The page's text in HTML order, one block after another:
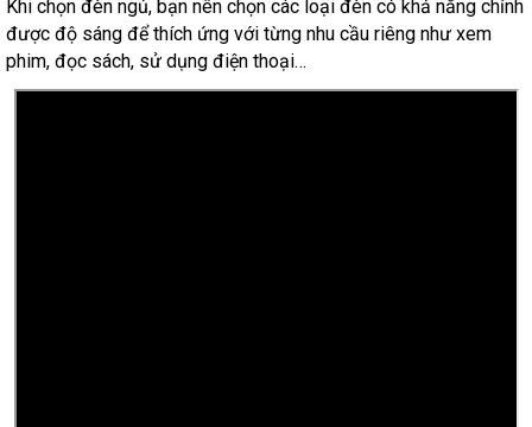
Khi chọn đèn ngủ, bạn nên chọn các loại đèn có khả năng chỉnh
được độ sáng để thích ứng với từng nhu cầu riêng như xem
phim, đọc sách, sử dụng điện thoại…